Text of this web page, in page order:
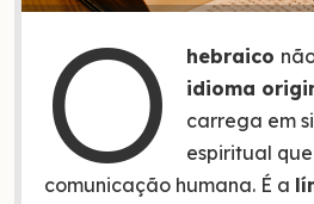
O hebraico
idioma
carrega em
espiritual
comunicação humana. É a